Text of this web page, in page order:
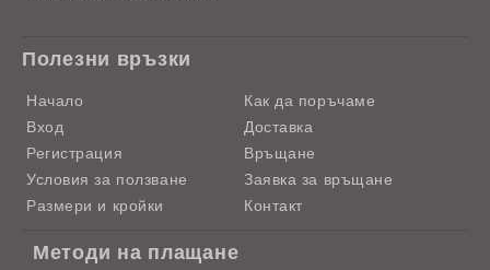
Полезни връзки
Начало
Вход
Регистрация
Условия за ползване
Размери и кройки
Как да поръчаме
Доставка
Връщане
Заявка за връщане
Контакт
Методи на плащане